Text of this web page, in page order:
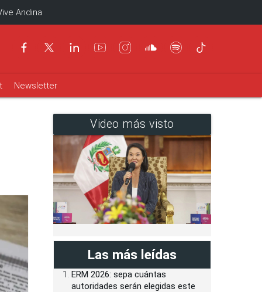
Andina
Newsletter
Video más visto
Las más leídas
ERM 2026: sepa cuántas
autoridades serán elegidas este